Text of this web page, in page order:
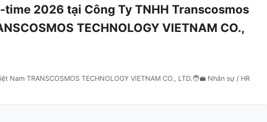
time 2026 tại Công Ty TNHH Transcosmos
TECHNOLOGY VIETNAM CO.,
Nam TRANSCOSMOS TECHNOLOGY VIETNAM CO., LTD.🧑‍💼 Nhân sự / HR